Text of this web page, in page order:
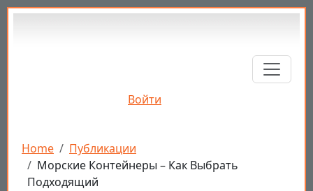
Перейти к основному содержанию
Войти
Строка навигации
Home
Публикации
Морские Контейнеры – Как Выбрать
Подходящий